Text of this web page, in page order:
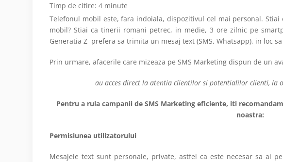
Timp de citire: 4 minute
Telefonul mobil este, fara indoiala, dispozitivul cel mai personal.
mobil? Stiai ca tinerii romani petrec, in medie, 3 ore zilnic pe
Generatia Z prefera sa trimita un mesaj text (SMS, Whatsapp), in loc
Prin urmare, afacerile care mizeaza pe SMS Marketing dispun de un
au acces direct la atentia clientilor si potentialilor clienti, la
Pentru a rula campanii de SMS Marketing eficiente, iti
noastra:
Permisiunea utilizatorului
Mesajele text sunt personale, private, astfel ca este necesar sa ai